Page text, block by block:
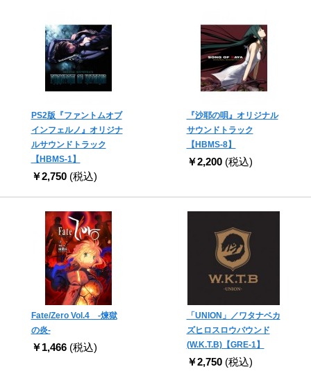
PS2版『ファントムオブ
インフェルノ』オリジナ
ルサウンドトラック
【HBMS-1】
￥2,750 (税込)
『沙耶の唄』オリジナル
サウンドトラック
【HBMS-8】
￥2,200 (税込)
Fate/Zero Vol.4 -煉獄
の炎-
￥1,466 (税込)
「UNION」／ワタナベカ
ズヒロスロウバウンド
(W.K.T.B)【GRE-1】
￥2,750 (税込)